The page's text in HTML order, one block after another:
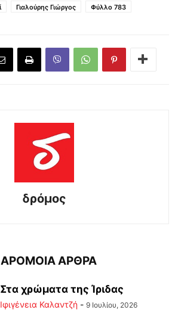
Γιαλούρης Γιώργος Φύλλο 783
δρόμος
ΑΡΘΡΑ
Στα χρώματα της Ίριδας
Ιφιγένεια Καλαντζή - 9 Ιουλίου, 2026